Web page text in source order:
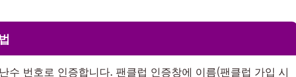
수 번호로 인증합니다. 팬클럽 인증창에 이름(팬클럽 가입 시